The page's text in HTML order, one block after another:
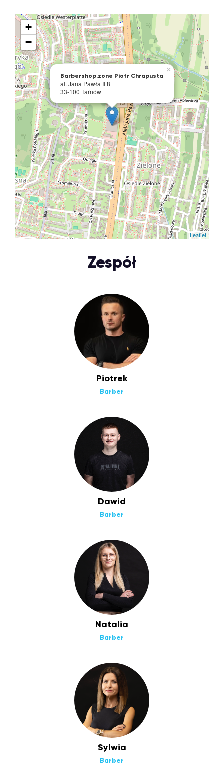
Barbershop.zone Piotr Chrapusta
al. Jana Pawła II 8
33-100 Tarnów
×
+
−
Leaflet
Zespół
Piotrek
Barber
Dawid
Barber
Natalia
Barber
Sylwia
Barber